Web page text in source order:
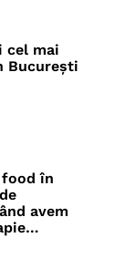
cel mai
București
în
avem